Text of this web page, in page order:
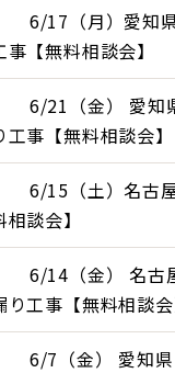
6/17（月）愛知
【無料相談会】
6/21（金） 愛知
事【無料相談会】
6/15（土）名古
談会】
6/14（金） 名古
工事【無料相談会
6/7（金） 愛知